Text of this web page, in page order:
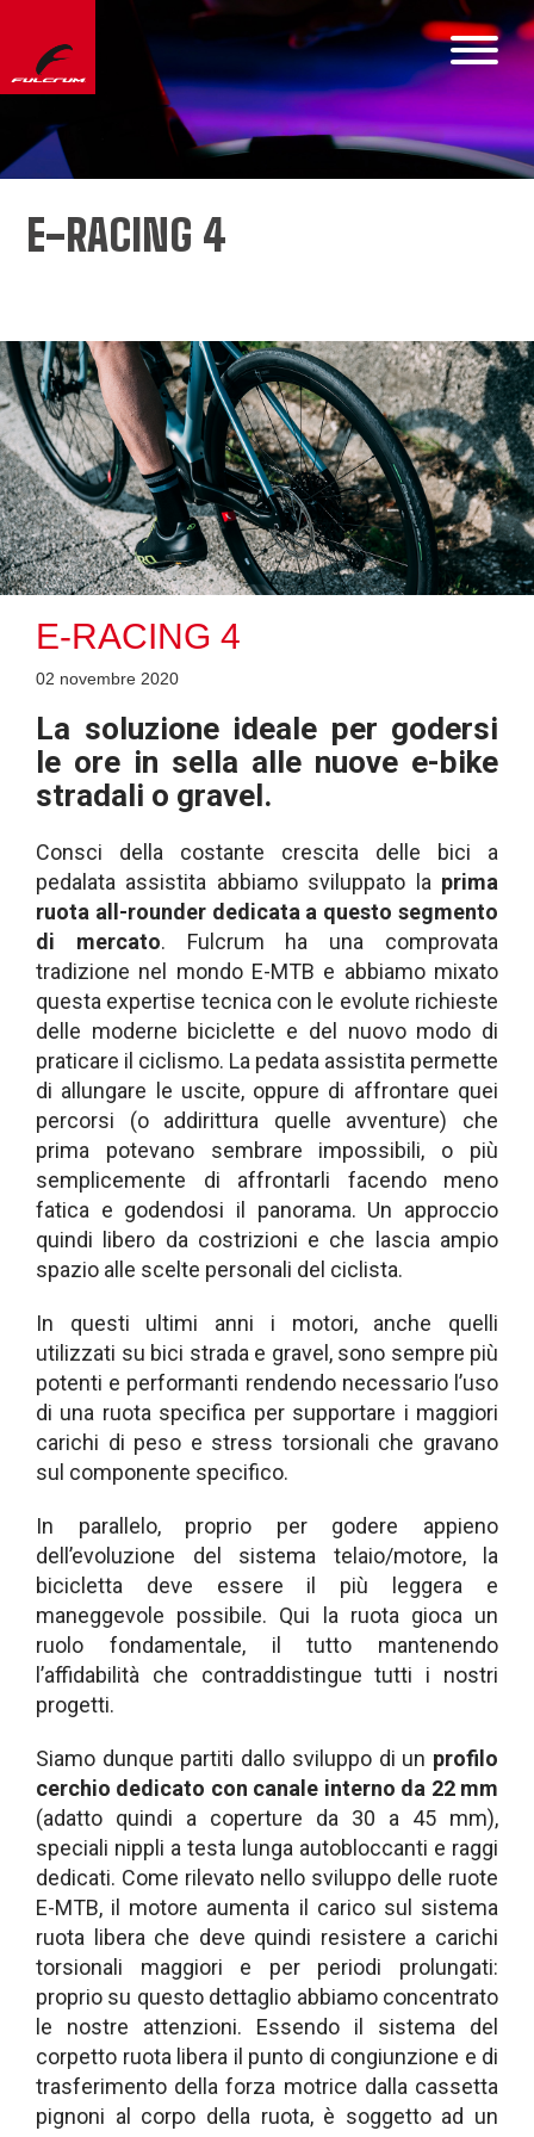
E-RACING 4
E-RACING 4
02 novembre 2020
La soluzione ideale per godersi
le ore in sella alle nuove e-bike
stradali o gravel.
Consci della costante crescita delle bici a
pedalata assistita abbiamo sviluppato la prima
ruota all-rounder dedicata a questo segmento
di mercato. Fulcrum ha una comprovata
tradizione nel mondo E-MTB e abbiamo mixato
questa expertise tecnica con le evolute richieste
delle moderne biciclette e del nuovo modo di
praticare il ciclismo. La pedata assistita permette
di allungare le uscite, oppure di affrontare quei
percorsi (o addirittura quelle avventure) che
prima potevano sembrare impossibili, o più
semplicemente di affrontarli facendo meno
fatica e godendosi il panorama. Un approccio
quindi libero da costrizioni e che lascia ampio
spazio alle scelte personali del ciclista.
In questi ultimi anni i motori, anche quelli
utilizzati su bici strada e gravel, sono sempre più
potenti e performanti rendendo necessario l’uso
di una ruota specifica per supportare i maggiori
carichi di peso e stress torsionali che gravano
sul componente specifico.
In parallelo, proprio per godere appieno
dell’evoluzione del sistema telaio/motore, la
bicicletta deve essere il più leggera e
maneggevole possibile. Qui la ruota gioca un
ruolo fondamentale, il tutto mantenendo
l’affidabilità che contraddistingue tutti i nostri
progetti.
Siamo dunque partiti dallo sviluppo di un profilo
cerchio dedicato con canale interno da 22 mm
(adatto quindi a coperture da 30 a 45 mm),
speciali nippli a testa lunga autobloccanti e raggi
dedicati. Come rilevato nello sviluppo delle ruote
E-MTB, il motore aumenta il carico sul sistema
ruota libera che deve quindi resistere a carichi
torsionali maggiori e per periodi prolungati:
proprio su questo dettaglio abbiamo concentrato
le nostre attenzioni. Essendo il sistema del
corpetto ruota libera il punto di congiunzione e di
trasferimento della forza motrice dalla cassetta
pignoni al corpo della ruota, è soggetto ad un